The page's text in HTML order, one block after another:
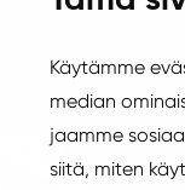
Käytämme
median
jaamme
siitä, miten